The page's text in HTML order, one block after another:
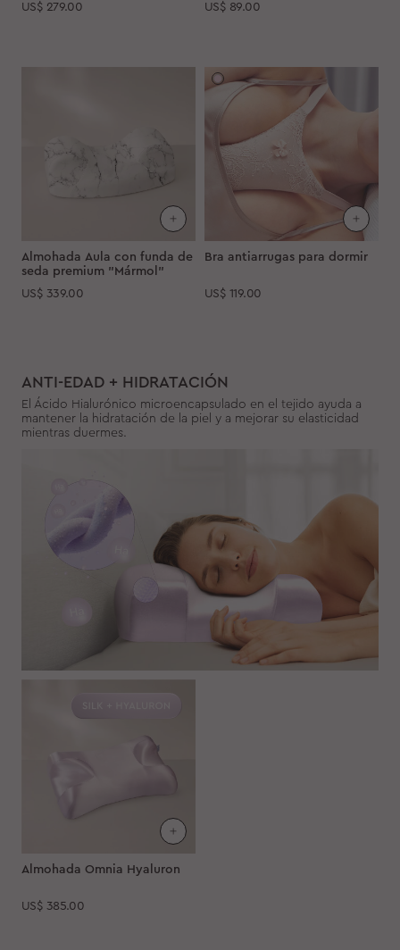
US$ 279.00 US$ 89.00
Almohada Aula con funda de
seda premium "Mármol"
US$ 339.00
Bra antiarrugas para dormir
US$ 119.00
ANTI-EDAD + HIDRATACIÓN
El Ácido Hialurónico microencapsulado en el tejido ayuda a
mantener la hidratación de la piel y a mejorar su elasticidad
mientras duermes.
Almohada Omnia Hyaluron
US$ 385.00